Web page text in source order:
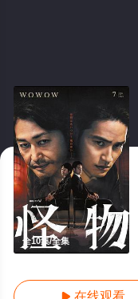
全10集/全集
 在线观看